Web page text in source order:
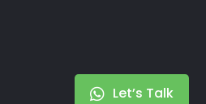
Let’s Talk